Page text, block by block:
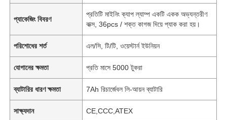
প্যাকেজিং বিবরণ
প্রতিটি মাইনিং ক্যাপ ল্যাম্প একটি একক অভ্যন্তরীণ
বাক্স, 36pcs / শক্ত কাগজ দিয়ে প্যাক করা হয়।
পরিশোধের শর্ত এল/সি, টি/টি, ওয়েস্টার্ন ইউনিয়ন
যোগানের ক্ষমতা প্রতি মাসে 5000 টুকরা
ব্যাটারির ধারণ ক্ষমতা 7Ah রিচার্জেবল লি-আয়ন ব্যাটারি
সাক্ষ্যদান CE,CCC,ATEX